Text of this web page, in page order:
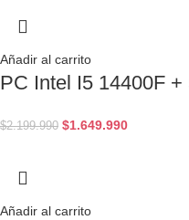
Añadir al carrito
PC Intel I5 14400F +
$2.199.990 $1.649.990
Añadir al carrito